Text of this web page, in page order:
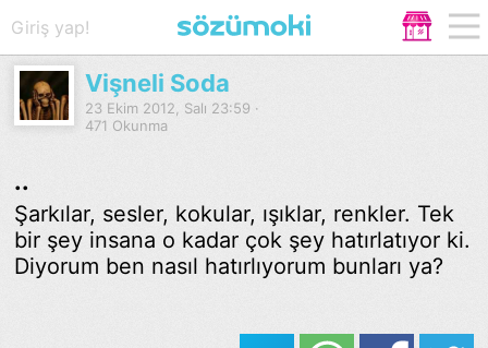
Giriş yap!
Vişneli Soda
23 Ekim 2012, Salı 23:59 ·
471 Okunma
..
Şarkılar, sesler, kokular, ışıklar, renkler. Tek
bir şey insana o kadar çok şey hatırlatıyor ki.
Diyorum ben nasıl hatırlıyorum bunları ya?